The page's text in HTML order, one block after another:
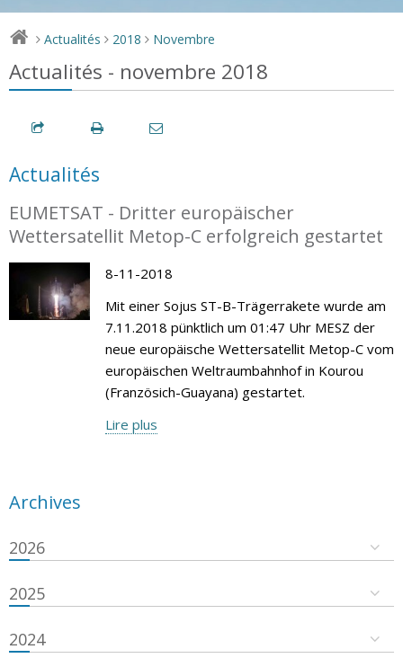
> Actualités > 2018 > Novembre
Actualités - novembre 2018
Actualités
EUMETSAT - Dritter europäischer
Wettersatellit Metop-C erfolgreich gestartet
8-11-2018
Mit einer Sojus ST-B-Trägerrakete wurde am
7.11.2018 pünktlich um 01:47 Uhr MESZ der
neue europäische Wettersatellit Metop-C vom
europäischen Weltraumbahnhof in Kourou
(Französich-Guayana) gestartet.
Lire plus
Archives
2026
2025
2024